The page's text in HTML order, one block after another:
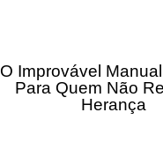
O Improvável
Para Quem Não
Herança